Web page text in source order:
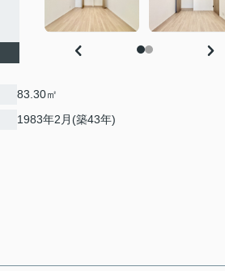
83.30㎡
1983年2月(築43年)